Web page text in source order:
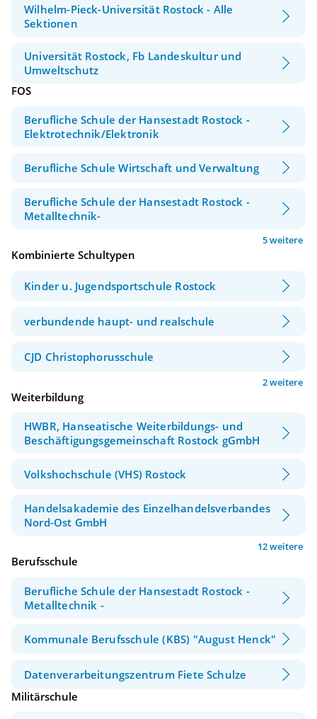
Wilhelm-Pieck-Universität Rostock - Alle
Sektionen
Universität Rostock, Fb Landeskultur und
Umweltschutz
FOS
Berufliche Schule der Hansestadt Rostock -
Elektrotechnik/Elektronik
Berufliche Schule Wirtschaft und Verwaltung
Berufliche Schule der Hansestadt Rostock -
Metalltechnik-
5 weitere
Kombinierte Schultypen
Kinder u. Jugendsportschule Rostock
verbundende haupt- und realschule
CJD Christophorusschule
2 weitere
Weiterbildung
HWBR, Hanseatische Weiterbildungs- und
Beschäftigungsgemeinschaft Rostock gGmbH
Volkshochschule (VHS) Rostock
Handelsakademie des Einzelhandelsverbandes
Nord-Ost GmbH
12 weitere
Berufsschule
Berufliche Schule der Hansestadt Rostock -
Metalltechnik -
Kommunale Berufsschule (KBS) "August Henck"
Datenverarbeitungszentrum Fiete Schulze
Militärschule